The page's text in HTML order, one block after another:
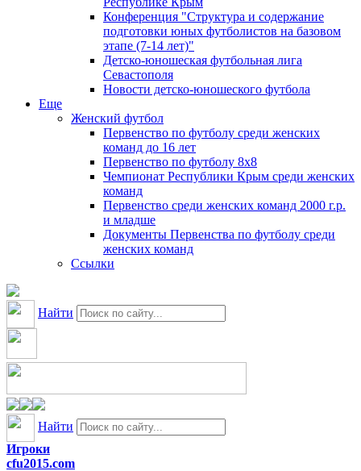
Конференция "Структура и содержание
подготовки юных футболистов на базовом
этапе (7-14 лет)"
Детско-юношеская футбольная лига
Севастополя
Новости детско-юношеского футбола
Еще
Женский футбол
Первенство по футболу среди женских
команд до 16 лет
Первенство по футболу 8х8
Чемпионат Республики Крым среди женских
команд
Первенство среди женских команд 2000 г.р.
и младше
Документы Первенства по футболу среди
женских команд
Ссылки
Найти
Найти
Игроки
cfu2015.com